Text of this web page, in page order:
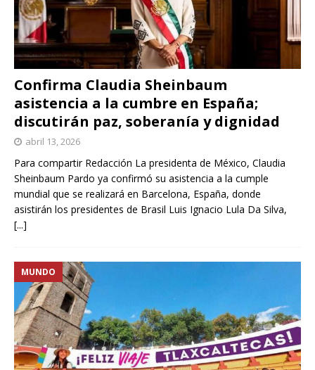
Confirma Claudia Sheinbaum
asistencia a la cumbre en España;
discutirán paz, soberanía y dignidad
abril 13, 2026
Para compartir Redacción La presidenta de México, Claudia
Sheinbaum Pardo ya confirmó su asistencia a la cumple
mundial que se realizará en Barcelona, España, donde
asistirán los presidentes de Brasil Luis Ignacio Lula Da Silva,
[...]
MUNDO